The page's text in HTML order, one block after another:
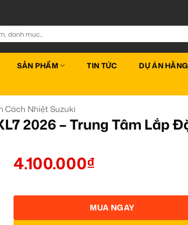
SẢN PHẨM TIN TỨC DỰ ÁN
Cách Nhiệt Suzuki
2026 – Trung Tâm Lắp
4.100.000₫
MUA NGAY